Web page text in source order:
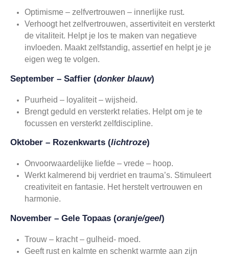
Optimisme – zelfvertrouwen – innerlijke rust.
Verhoogt het zelfvertrouwen, assertiviteit en versterkt
de vitaliteit. Helpt je los te maken van negatieve
invloeden. Maakt zelfstandig, assertief en helpt je je
eigen weg te volgen.
September – Saffier (donker blauw)
Puurheid – loyaliteit – wijsheid.
Brengt geduld en versterkt relaties. Helpt om je te
focussen en versterkt zelfdiscipline.
Oktober – Rozenkwarts (lichtroze)
Onvoorwaardelijke liefde – vrede – hoop.
Werkt kalmerend bij verdriet en trauma’s. Stimuleert
creativiteit en fantasie. Het herstelt vertrouwen en
harmonie.
November – Gele Topaas (oranje/geel)
Trouw – kracht – gulheid- moed.
Geeft rust en kalmte en schenkt warmte aan zijn